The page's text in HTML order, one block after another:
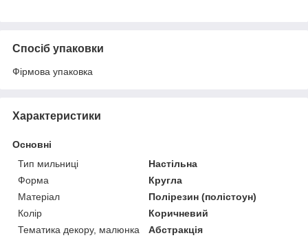
Спосіб упаковки
Фірмова упаковка
Характеристики
Основні
Тип мильниці
Настільна
Форма
Кругла
Матеріал
Полірезин (полістоун)
Колір
Коричневий
Тематика декору, малюнка
Абстракція